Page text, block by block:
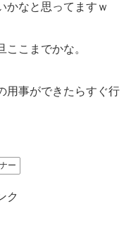
かなと思ってますｗ
こまでかな。
用事ができたらすぐ行
ー
ク